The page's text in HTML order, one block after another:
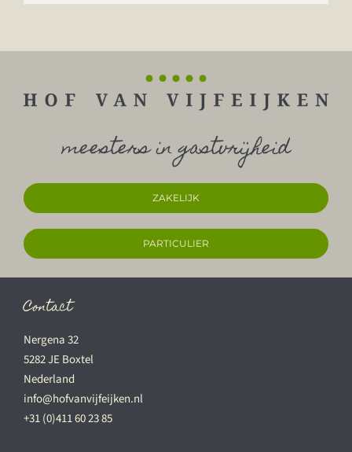
meesters in gastvrijheid
ZAKELIJK
PARTICULIER
Contact
Nergena 32
5282 JE Boxtel
Nederland
info@hofvanvijfeijken.nl
+31 (0)411 60 23 85